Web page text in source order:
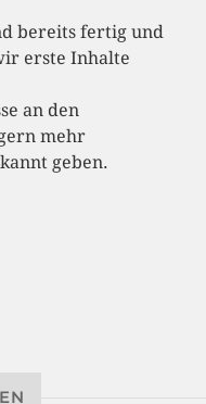
bereits fertig und
erste Inhalte
an den
mehr
geben.